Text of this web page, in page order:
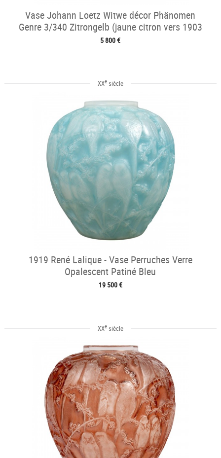
Vase Johann Loetz Witwe décor Phänomen
Genre 3/340 Zitrongelb (jaune citron vers 1903
5 800 €
XXesiècle
1919 René Lalique - Vase Perruches Verre
Opalescent Patiné Bleu
19 500 €
XXesiècle